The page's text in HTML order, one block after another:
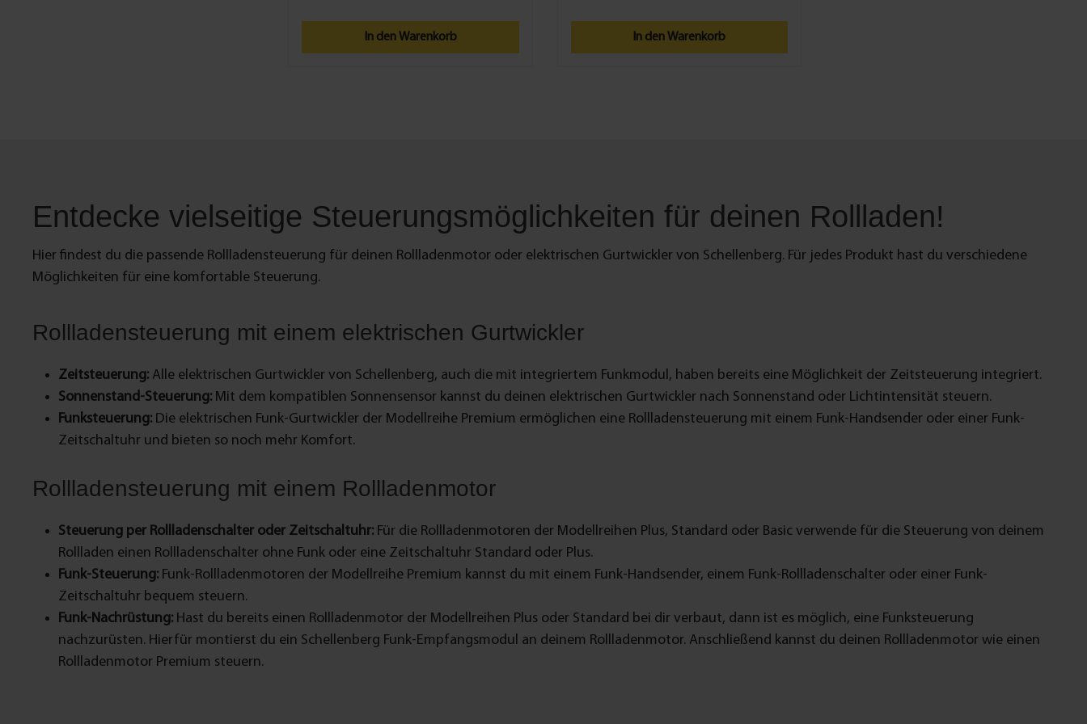
Sie hat die Maße 77 x 77 mm und eine Tiefe
In den Warenkorb In den Warenkorb
Entdecke vielseitige Steuerungsmöglichkeiten für deinen Rollladen!
Hier findest du die passende Rollladensteuerung für deinen Rollladenmotor oder elektrischen Gurtwickler von Schellenberg. Für jedes Produkt hast du verschiedene
Möglichkeiten für eine komfortable Steuerung.
Rollladensteuerung mit einem elektrischen Gurtwickler
Zeitsteuerung: Alle elektrischen Gurtwickler von Schellenberg, auch die mit integriertem Funkmodul, haben bereits eine Möglichkeit der Zeitsteuerung integriert.
Sonnenstand-Steuerung: Mit dem kompatiblen Sonnensensor kannst du deinen elektrischen Gurtwickler nach Sonnenstand oder Lichtintensität steuern.
Funksteuerung: Die elektrischen Funk-Gurtwickler der Modellreihe Premium ermöglichen eine Rollladensteuerung mit einem Funk-Handsender oder einer Funk-
Zeitschaltuhr und bieten so noch mehr Komfort.
Rollladensteuerung mit einem Rollladenmotor
Steuerung per Rollladenschalter oder Zeitschaltuhr: Für die Rollladenmotoren der Modellreihen Plus, Standard oder Basic verwende für die Steuerung von deinem
Rollladen einen Rollladenschalter ohne Funk oder eine Zeitschaltuhr Standard oder Plus.
Funk-Steuerung: Funk-Rollladenmotoren der Modellreihe Premium kannst du mit einem Funk-Handsender, einem Funk-Rollladenschalter oder einer Funk-
Zeitschaltuhr bequem steuern.
Funk-Nachrüstung: Hast du bereits einen Rollladenmotor der Modellreihen Plus oder Standard bei dir verbaut, dann ist es möglich, eine Funksteuerung
nachzurüsten. Hierfür montierst du ein Schellenberg Funk-Empfangsmodul an deinem Rollladenmotor. Anschließend kannst du deinen Rollladenmotor wie einen
Rollladenmotor Premium steuern.